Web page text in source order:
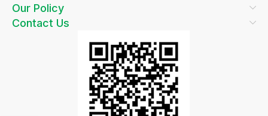
Our Policy
Contact Us